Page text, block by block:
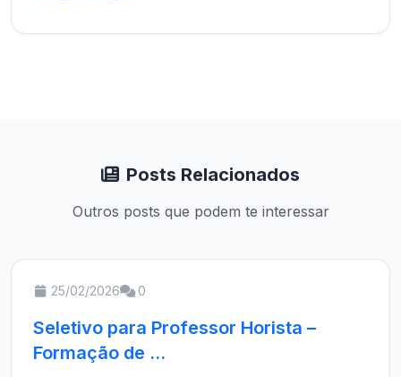
Posts Relacionados
Outros posts que podem te interessar
25/02/2026 0
Seletivo para Professor Horista –
Formação de ...